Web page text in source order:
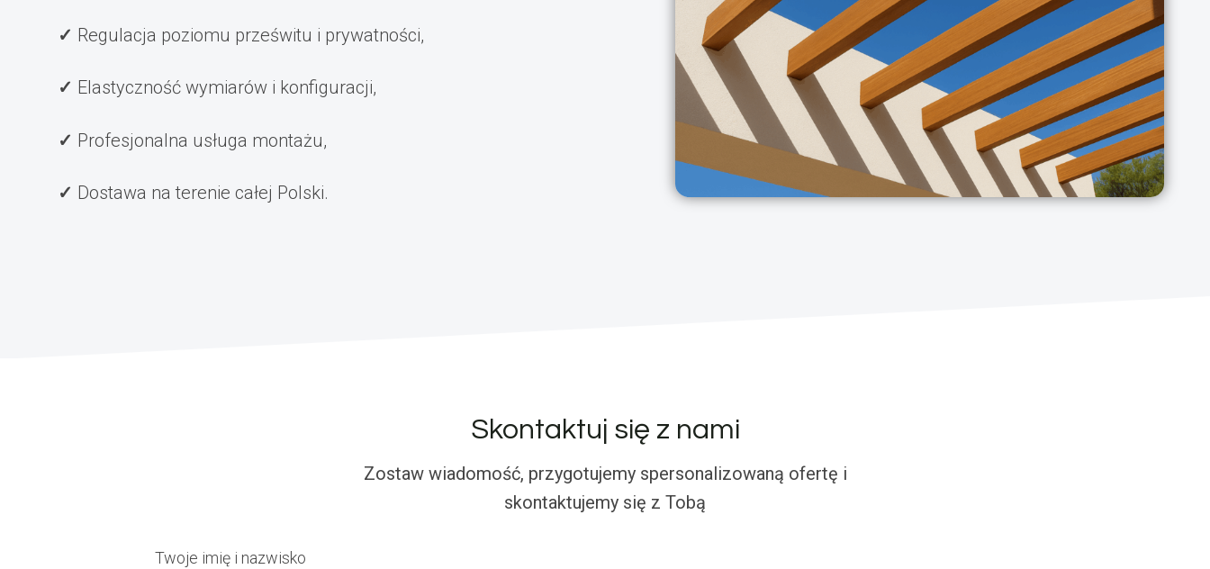
Regulacja poziomu prześwitu i prywatności,
Elastyczność wymiarów i konfiguracji,
Profesjonalna usługa montażu,
Dostawa na terenie całej Polski.
Skontaktuj się z nami
Zostaw wiadomość, przygotujemy spersonalizowaną ofertę i
skontaktujemy się z Tobą
Twoje imię i nazwisko